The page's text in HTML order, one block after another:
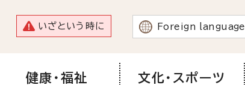
いざという時に Foreign language
健康・福祉 文化・スポーツ